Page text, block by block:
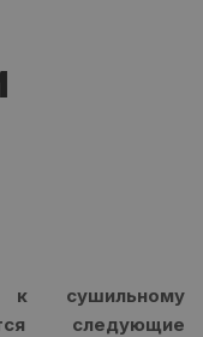
сушильному
следующие